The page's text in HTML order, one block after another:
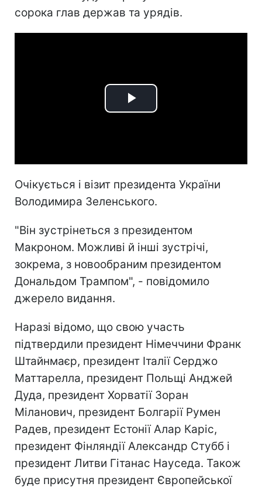
сорока глав держав та урядів.
Play
Очікується і візит президента України
Володимира Зеленського.
"Він зустрінеться з президентом
Макроном. Можливі й інші зустрічі,
зокрема, з новообраним президентом
Дональдом Трампом", - повідомило
джерело видання.
Наразі відомо, що свою участь
підтвердили президент Німеччини Франк
Штайнмаєр, президент Італії Серджо
Маттарелла, президент Польщі Анджей
Дуда, президент Хорватії Зоран
Міланович, президент Болгарії Румен
Радев, президент Естонії Алар Каріс,
президент Фінляндії Александр Стубб і
президент Литви Гітанас Науседа. Також
буде присутня президент Європейської